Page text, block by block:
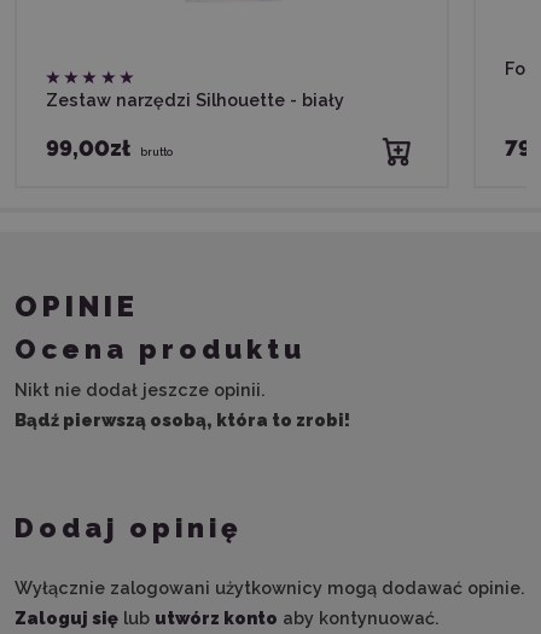
Zestaw narzędzi Silhouette - biały
99,00zł brutto
OPINIE
Ocena produktu
Nikt nie dodał jeszcze opinii.
Bądź pierwszą osobą, która to zrobi!
Dodaj opinię
Wyłącznie zalogowani użytkownicy mogą dodawać opinie.
Zaloguj się lub utwórz konto aby kontynuować.